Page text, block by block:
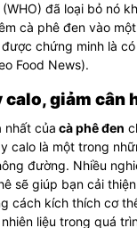
đã loại bỏ nó
cà phê đen vào
chứng minh là
Food News).
giảm cân
nhất của cà phê đen
calo là một trong
đường. Nhiều
sẽ giúp bạn cải
cách kích thích cơ
liệu trong quá